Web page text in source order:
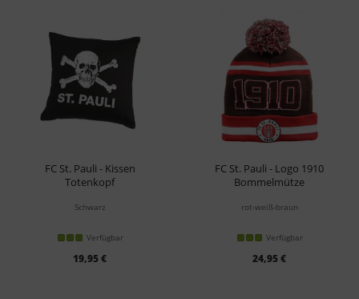
FC St. Pauli - Kissen
Totenkopf
Schwarz
Verfügbar
19,95 €
FC St. Pauli - Logo 1910
Bommelmütze
rot-weiß-braun
Verfügbar
24,95 €